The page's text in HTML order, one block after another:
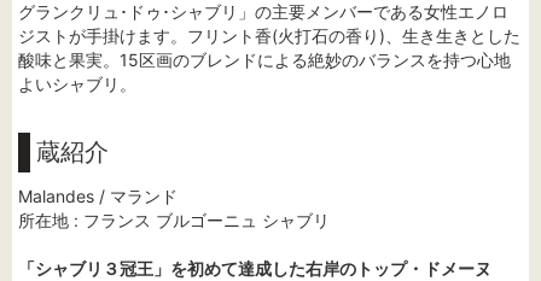
グランクリュ･ドゥ･シャブリ」の主要メンバーである女性エノロ
ジストが手掛けます。フリント香(火打石の香り)、生き生きとした
酸味と果実。15区画のブレンドによる絶妙のバランスを持つ心地
よいシャブリ。
蔵紹介
Malandes / マランド
所在地 : フランス ブルゴーニュ シャブリ
「シャブリ３冠王」を初めて達成した右岸のトップ・ドメーヌ